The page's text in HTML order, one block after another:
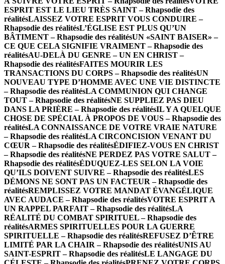
ESPRIT EST LE LIEU TRÈS SAINT – Rhapsodie des
réalitésLAISSEZ VOTRE ESPRIT VOUS CONDUIRE –
Rhapsodie des réalitésL’ÉGLISE EST PLUS QU’UN
BÂTIMENT – Rhapsodie des réalitésUN «SAINT BAISER» –
CE QUE CELA SIGNIFIE VRAIMENT – Rhapsodie des
réalitésAU-DELÀ DU GENRE – UN EN CHRIST –
Rhapsodie des réalitésFAITES MOURIR LES
TRANSACTIONS DU CORPS – Rhapsodie des réalitésUN
NOUVEAU TYPE D’HOMME AVEC UNE VIE DISTINCTE
– Rhapsodie des réalitésLA COMMUNION QUI CHANGE
TOUT – Rhapsodie des réalitésNE SUPPLIEZ PAS DIEU
DANS LA PRIÈRE – Rhapsodie des réalitésIL Y A QUELQUE
CHOSE DE SPÉCIAL À PROPOS DE VOUS – Rhapsodie des
réalitésLA CONNAISSANCE DE VOTRE VRAIE NATURE
– Rhapsodie des réalitésLA CIRCONCISION VENANT DU
CŒUR – Rhapsodie des réalitésÉDIFIEZ-VOUS EN CHRIST
– Rhapsodie des réalitésNE PERDEZ PAS VOTRE SALUT –
Rhapsodie des réalitésÉDUQUEZ-LES SELON LA VOIE
QU’ILS DOIVENT SUIVRE – Rhapsodie des réalitésLES
DÉMONS NE SONT PAS UN FACTEUR – Rhapsodie des
réalitésREMPLISSEZ VOTRE MANDAT ÉVANGÉLIQUE
AVEC AUDACE – Rhapsodie des réalitésVOTRE ESPRIT A
UN RAPPEL PARFAIT – Rhapsodie des réalitésLA
RÉALITÉ DU COMBAT SPIRITUEL – Rhapsodie des
réalitésARMES SPIRITUELLES POUR LA GUERRE
SPIRITUELLE – Rhapsodie des réalitésREFUSEZ D’ÊTRE
LIMITÉ PAR LA CHAIR – Rhapsodie des réalitésUNIS AU
SAINT-ESPRIT – Rhapsodie des réalitésLE LANGAGE DU